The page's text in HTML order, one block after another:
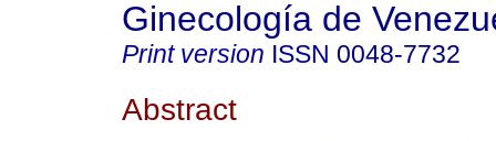
Ginecología de
Print version ISSN 0048-7732
Abstract